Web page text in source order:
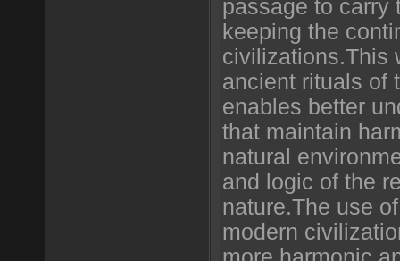
passage to carry
keeping the
civilizations.This
ancient rituals of
enables better
that maintain
natural
and logic of the
nature.The use
modern